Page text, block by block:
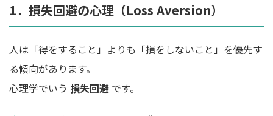
1．損失回避の心理（Loss Aversion）
人は「得をすること」よりも「損をしないこと」を優先す
る傾向があります。
心理学でいう 損失回避 です。